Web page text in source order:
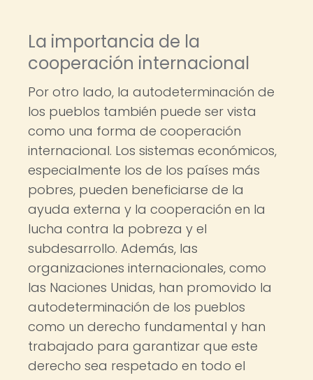
La importancia de la
cooperación internacional
Por otro lado, la autodeterminación de
los pueblos también puede ser vista
como una forma de cooperación
internacional. Los sistemas económicos,
especialmente los de los países más
pobres, pueden beneficiarse de la
ayuda externa y la cooperación en la
lucha contra la pobreza y el
subdesarrollo. Además, las
organizaciones internacionales, como
las Naciones Unidas, han promovido la
autodeterminación de los pueblos
como un derecho fundamental y han
trabajado para garantizar que este
derecho sea respetado en todo el